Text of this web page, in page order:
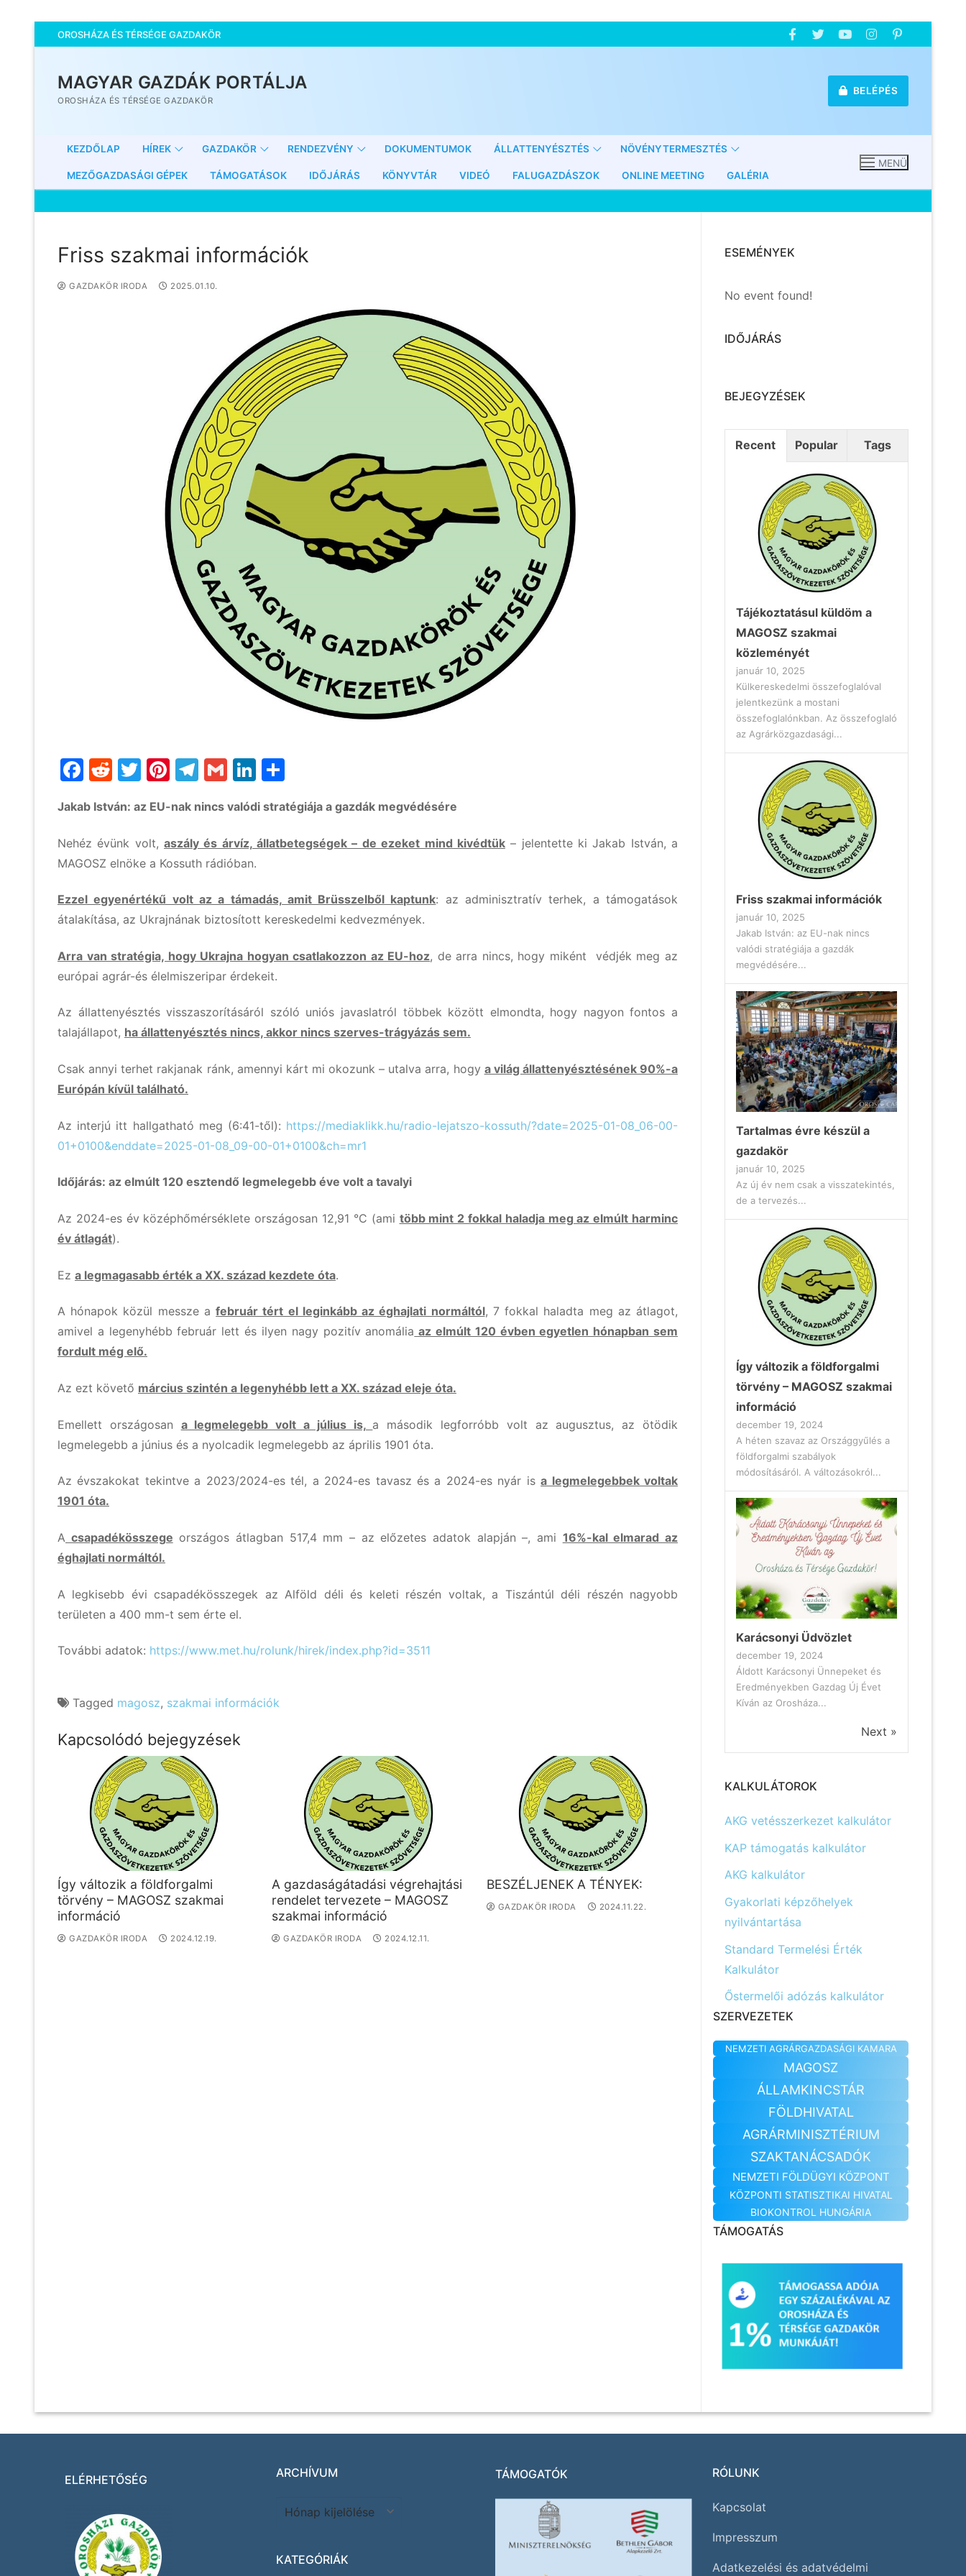
OROSHÁZA ÉS TÉRSÉGE GAZDAKÖR
MAGYAR GAZDÁK PORTÁLJA
OROSHÁZA ÉS TÉRSÉGE GAZDAKÖR
BELÉPÉS
KEZDŐLAP HÍREK GAZDAKÖR RENDEZVÉNY DOKUMENTUMOK ÁLLATTENYÉSZTÉS NÖVÉNYTERMESZTÉS
MEZŐGAZDASÁGI GÉPEK TÁMOGATÁSOK IDŐJÁRÁS KÖNYVTÁR VIDEÓ FALUGAZDÁSZOK ONLINE MEETING GALÉRIA
MENÜ
Friss szakmai információk
GAZDAKÖR IRODA 2025.01.10.
Facebook
Reddit
Twitter
Pinterest
Telegram
GmailLinkedIn
Jakab István: az EU-nak nincs valódi stratégiája a gazdák megvédésére
Nehéz évünk volt,aszály és árvíz, állatbetegségek – de ezeket mind kivédtük– jelentette ki Jakab István, a
MAGOSZ elnöke a Kossuth rádióban.
Ezzel egyenértékű volt az a támadás, amit Brüsszelből kaptunk: az adminisztratív terhek, a támogatások
átalakítása, az Ukrajnának biztosított kereskedelmi kedvezmények.
Arra van stratégia, hogy Ukrajna hogyan csatlakozzon az EU-hoz, de arra nincs, hogy miként védjék meg az
európai agrár-és élelmiszeripar érdekeit.
Az állattenyésztés visszaszorításáról szóló uniós javaslatról többek között elmondta, hogy nagyon fontos a
talajállapot, ha állattenyésztés nincs, akkor nincs szerves-trágyázás sem.
Csak annyi terhet rakjanak ránk, amennyi kárt mi okozunk – utalva arra, hogy a világ állattenyésztésének 90%-a
Európán kívül található.
Az interjú itt hallgatható meg (6:41-től): https://mediaklikk.hu/radio-lejatszo-kossuth/?date=2025-01-08_06-00-
01+0100&enddate=2025-01-08_09-00-01+0100&ch=mr1
Időjárás: az elmúlt 120 esztendő legmelegebb éve volt a tavalyi
Az 2024-es év középhőmérséklete országosan 12,91 °C (ami több mint 2 fokkal haladja meg az elmúlt harminc
év átlagát).
Ez a legmagasabb érték a XX. század kezdete óta.
A hónapok közül messze afebruár tért el leginkább az éghajlati normáltól, 7 fokkal haladta meg az átlagot,
amivel a legenyhébb február lett és ilyen nagy pozitív anomália az elmúlt 120 évben egyetlen hónapban sem
fordult még elő.
Az ezt követő március szintén a legenyhébb lett a XX. század eleje óta.
Emellett országosan a legmelegebb volt a július is, a második legforróbb volt az augusztus, az ötödik
legmelegebb a június és a nyolcadik legmelegebb az április 1901 óta.
Az évszakokat tekintve a 2023/2024-es tél, a 2024-es tavasz és a 2024-es nyár isa legmelegebbek voltak
1901 óta.
A csapadékösszege országos átlagban 517,4 mm – az előzetes adatok alapján –, ami 16%-kal elmarad az
éghajlati normáltól.
A legkisebb évi csapadékösszegek az Alföld déli és keleti részén voltak, a Tiszántúl déli részén nagyobb
területen a 400 mm-t sem érte el.
További adatok: https://www.met.hu/rolunk/hirek/index.php?id=3511
Tagged magosz, szakmai információk
Kapcsolódó bejegyzések
Így változik a földforgalmi
törvény – MAGOSZ szakmai
információ
GAZDAKÖR IRODA 2024.12.19.
A gazdaságátadási végrehajtási
rendelet tervezete – MAGOSZ
szakmai információ
GAZDAKÖR IRODA 2024.12.11.
BESZÉLJENEK A TÉNYEK:
GAZDAKÖR IRODA 2024.11.22.
ESEMÉNYEK
No event found!
IDŐJÁRÁS
BEJEGYZÉSEK
Recent Popular Tags
Tájékoztatásul küldöm a
MAGOSZ szakmai
közleményét
január 10, 2025
Külkereskedelmi összefoglalóval
jelentkezünk a mostani
összefoglalónkban. Az összefoglaló
az Agrárközgazdasági...
Friss szakmai információk
január 10, 2025
Jakab István: az EU-nak nincs
valódi stratégiája a gazdák
megvédésére...
Tartalmas évre készül a
gazdakör
január 10, 2025
Az új év nem csak a visszatekintés,
de a tervezés...
Így változik a földforgalmi
törvény – MAGOSZ szakmai
információ
december 19, 2024
A héten szavaz az Országgyűlés a
földforgalmi szabályok
módosításáról. A változásokról...
Karácsonyi Üdvözlet
december 19, 2024
Áldott Karácsonyi Ünnepeket és
Eredményekben Gazdag Új Évet
Kíván az Orosháza...
Next »
KALKULÁTOROK
AKG vetésszerkezet kalkulátor
KAP támogatás kalkulátor
AKG kalkulátor
Gyakorlati képzőhelyek
nyilvántartása
Standard Termelési Érték
Kalkulátor
Őstermelői adózás kalkulátor
SZERVEZETEK
NEMZETI AGRÁRGAZDASÁGI KAMARA
MAGOSZ
ÁLLAMKINCSTÁR
FÖLDHIVATAL
AGRÁRMINISZTÉRIUM
SZAKTANÁCSADÓK
NEMZETI FÖLDÜGYI KÖZPONT
KÖZPONTI STATISZTIKAI HIVATAL
BIOKONTROL HUNGÁRIA
TÁMOGATÁS
ELÉRHETŐSÉG ARCHÍVUM
KATEGÓRIÁK
TÁMOGATÓK RÓLUNK
Kapcsolat
Impresszum
Adatkezelési és adatvédelmi